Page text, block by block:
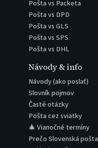
Pošta vs Packeta
Pošta vs DPD
Pošta vs GLS
Pošta vs SPS
Pošta vs DHL
Návody & info
Návody (ako poslať)
Slovník pojmov
Časté otázky
Pošta cez sviatky
🎄 Vianočné termíny
Prečo Slovenská pošta